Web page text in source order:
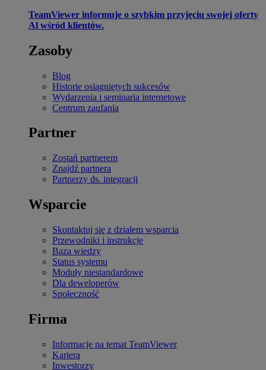
TeamViewer informuje o szybkim przyjęciu swojej oferty
Al wśród klientów.
Zasoby
Blog
Historie osiągniętych sukcesów
Wydarzenia i seminaria internetowe
Centrum zaufania
Partner
Zostań partnerem
Znajdź partnera
Partnerzy ds. integracji
Wsparcie
Skontaktuj się z działem wsparcia
Przewodniki i instrukcje
Baza wiedzy
Status systemu
Moduły niestandardowe
Dla deweloperów
Społeczność
Firma
Informacje na temat TeamViewer
Kariera
Inwestorzy